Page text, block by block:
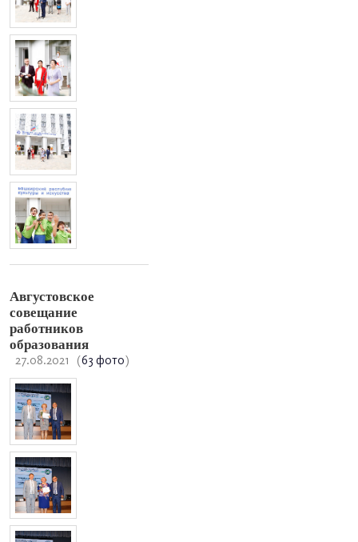
Августовское
совещание
работников
образования
27.08.2021 (63 фото)